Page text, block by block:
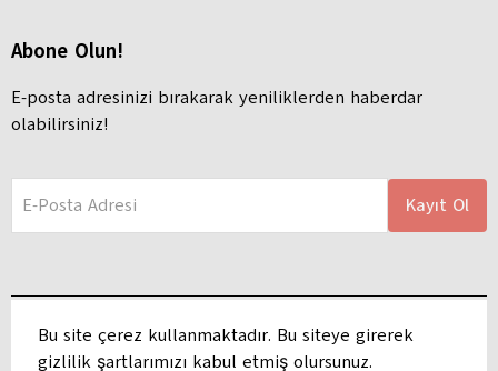
Bu site çerez kullanmaktadır. Bu siteye girerek
gizlilik şartlarımızı kabul etmiş olursunuz.
Abone Olun!
E-posta adresinizi bırakarak yeniliklerden haberdar
olabilirsiniz!
E-Posta Adresi Kayıt Ol